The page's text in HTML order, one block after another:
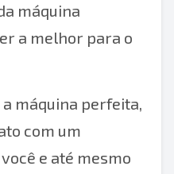
máquina
a melhor para o
máquina perfeita,
com um
e até mesmo